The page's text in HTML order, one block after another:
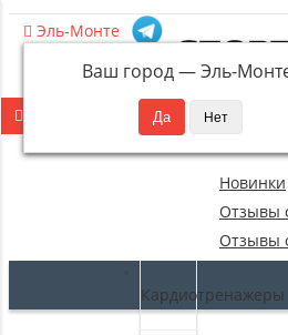
Эль-Монте
Ваш город —Эль-
8 (495) 532-
Новинки
Отзывы
Отзывы
Кардиотренажеры